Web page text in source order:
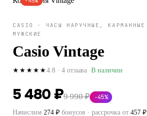
CASIO · ЧАСЫ НАРУЧНЫЕ, КАРМАННЫЕ
МУЖСКИЕ
Casio Vintage
★★★★★4.8 · 4 отзыва ·В наличии
5 480 ₽9 990 ₽ −45%
Начислим 274 ₽ бонусов · рассрочка от 457 ₽